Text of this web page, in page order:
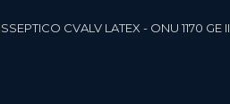
CVALV LATEX - ONU 1170 GE II